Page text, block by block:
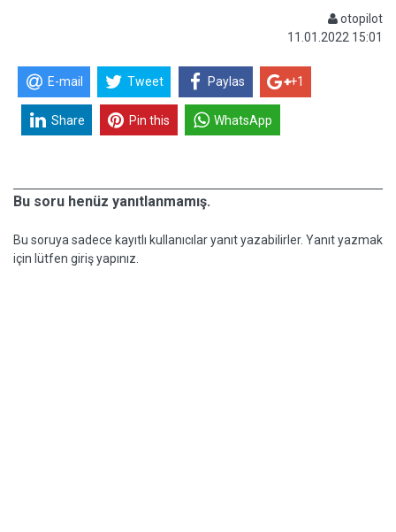
otopilot
11.01.2022 15:01
E-mail Tweet Paylas +1
Share Pin this WhatsApp
Bu soru henüz yanıtlanmamış.
Bu soruya sadece kayıtlı kullanıcılar yanıt yazabilirler. Yanıt yazmak
için lütfen giriş yapınız.